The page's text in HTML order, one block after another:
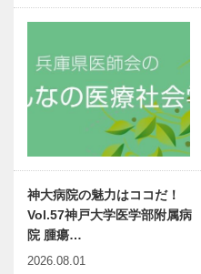
神大病院の魅力はココだ！
Vol.57神戸大学医学部附属病
院 腫瘍…
2026.08.01